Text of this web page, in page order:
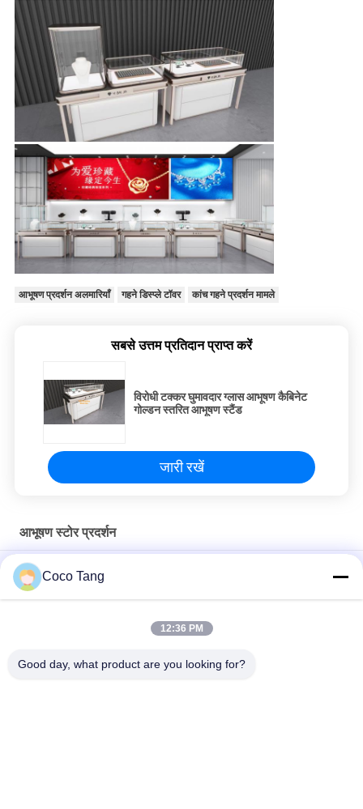
आभूषण प्रदर्शन अलमारियाँ गहने डिस्प्ले टॉवर कांच गहने प्रदर्शन मामले
सबसे उत्तम प्रतिदान प्राप्त करें
विरोधी टक्कर घुमावदार ग्लास आभूषण कैबिनेट
गोल्डन स्तरित आभूषण स्टैंड
जारी रखें
आभूषण स्टोर प्रदर्शन
कांस्य स्टेनलेस स्टील आभूषण स्टोर नीचे कैबिनेट के साथ आर्क आकार दिखाता है
SS304 ज्वेलरी स्टोर वॉच ग्लास के लिए ब्रॉन्ज शॉप डिस्प्ले दिखाता है
ODM ब्लैक टाइटेनियम ज्वेलरी स्टोर अल्ट्रा व्हाइट ग्लास इलेक्ट्रिकल लॉक के साथ
Coco Tang
12:36 PM
Good day, what product are you looking for?